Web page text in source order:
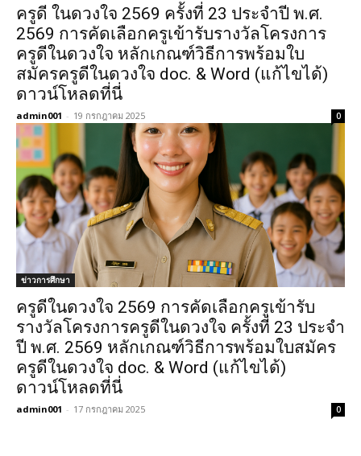
ครูดี ในดวงใจ 2569 ครั้งที่ 23 ประจำปี พ.ศ.
2569 การคัดเลือกครูเข้ารับรางวัลโครงการ
ครูดีในดวงใจ หลักเกณฑ์วิธีการพร้อมใบ
สมัครครูดีในดวงใจ doc. & Word (แก้ไขได้)
ดาวน์โหลดที่นี่
admin001 - 19 กรกฎาคม 2025 0
ข่าวการศึกษา
ครูดีในดวงใจ 2569 การคัดเลือกครูเข้ารับ
รางวัลโครงการครูดีในดวงใจ ครั้งที่ 23 ประจำ
ปี พ.ศ. 2569 หลักเกณฑ์วิธีการพร้อมใบสมัคร
ครูดีในดวงใจ doc. & Word (แก้ไขได้)
ดาวน์โหลดที่นี่
admin001 - 17 กรกฎาคม 2025 0